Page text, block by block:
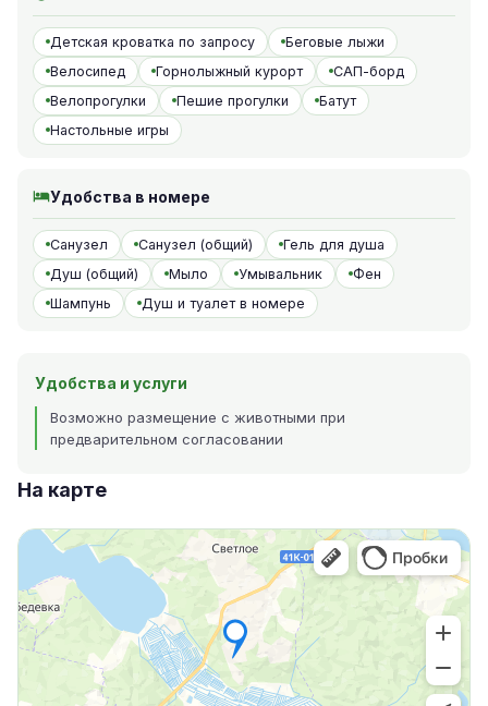
Детская кроватка по запросу
Беговые лыжи
Велосипед
Горнолыжный курорт
САП-борд
Велопрогулки
Пешие прогулки
Батут
Настольные игры
Удобства в номере
Санузел Санузел (общий)
Гель для душа
Душ (общий)
Мыло Умывальник
Фен
Шампунь
Душ и туалет в номере
Удобства и услуги
Возможно размещение с животными при
предварительном согласовании
На карте